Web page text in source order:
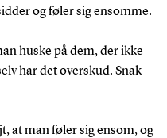
og føler sig ensomme.
huske på dem, der ikke
har det overskud. Snak
at man føler sig ensom, og